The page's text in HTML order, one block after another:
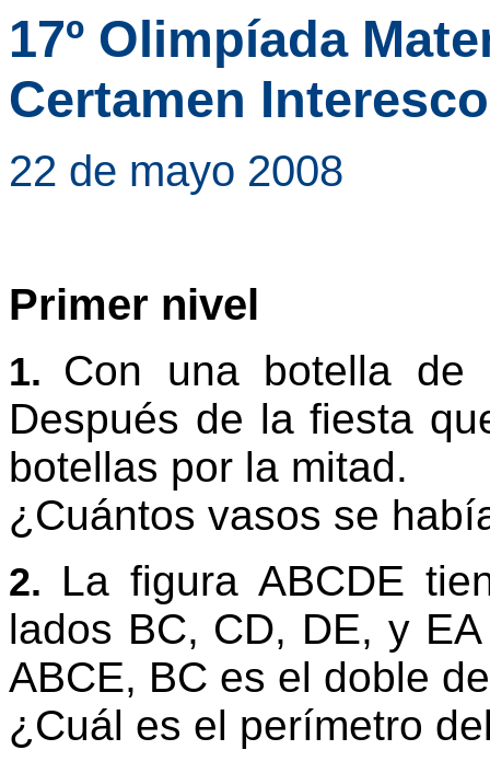
17º Olimpíada
Certamen
22 de mayo 2008
Primer nivel
1. Con una botella de
Después de la fiesta
botellas por la mitad.
¿Cuántos vasos se
2. La figura ABCDE
lados BC, CD, DE, y
ABCE, BC es el doble
¿Cuál es el perímetro